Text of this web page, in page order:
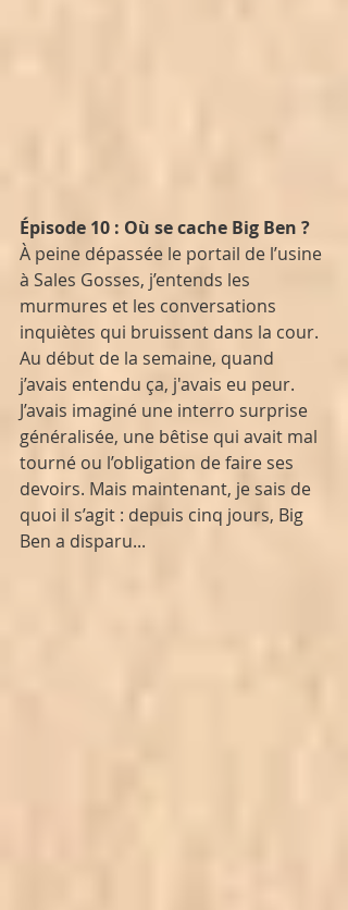
Épisode 10 : Où se cache Big Ben ?
À peine dépassée le portail de l’usine
à Sales Gosses, j’entends les
murmures et les conversations
inquiètes qui bruissent dans la cour.
Au début de la semaine, quand
j’avais entendu ça, j'avais eu peur.
J’avais imaginé une interro surprise
généralisée, une bêtise qui avait mal
tourné ou l’obligation de faire ses
devoirs. Mais maintenant, je sais de
quoi il s’agit : depuis cinq jours, Big
Ben a disparu...